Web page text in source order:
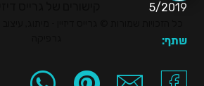
5/2019
שתף: